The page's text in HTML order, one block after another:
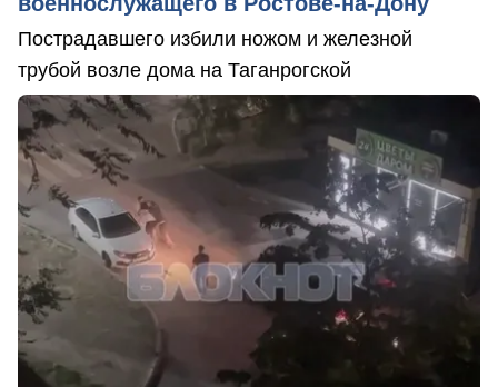
Пострадавшего избили ножом и железной
трубой возле дома на Таганрогской